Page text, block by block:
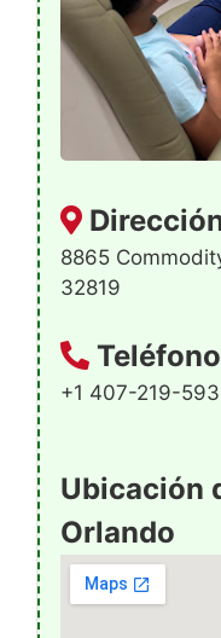
8865
32819
Teléfono
+1 407-219-
Ubicación
Orlando